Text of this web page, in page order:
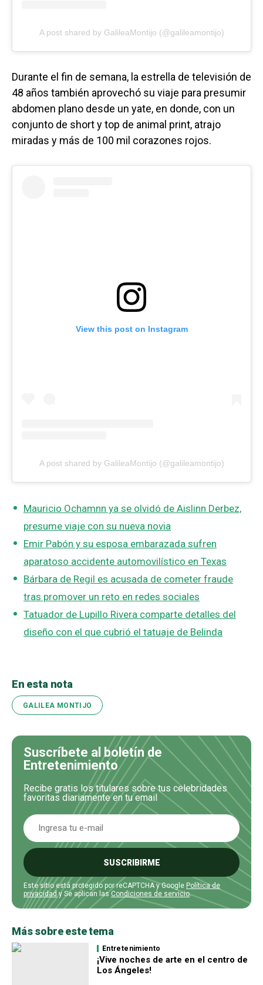
A post shared by GalileaMontijo (@galileamontijo)
Durante el fin de semana, la estrella de televisión de
48 años también aprovechó su viaje para presumir
abdomen plano desde un yate, en donde, con un
conjunto de short y top de animal print, atrajo
miradas y más de 100 mil corazones rojos.
View this post on Instagram
A post shared by GalileaMontijo (@galileamontijo)
Mauricio Ochamnn ya se olvidó de Aislinn Derbez,
presume viaje con su nueva novia
Emir Pabón y su esposa embarazada sufren
aparatoso accidente automovilístico en Texas
Bárbara de Regil es acusada de cometer fraude
tras promover un reto en redes sociales
Tatuador de Lupillo Rivera comparte detalles del
diseño con el que cubrió el tatuaje de Belinda
En esta nota
GALILEA MONTIJO
Suscríbete al boletín de
Entretenimiento
Recibe gratis los titulares sobre tus celebridades
favoritas diariamente en tu email
SUSCRIBIRME
Este sitio está protegido por reCAPTCHA y Google Política de
privacidad y Se aplican lasCondiciones de servicio.
Más sobre este tema
Entretenimiento
¡Vive noches de arte en el centro de
Los Ángeles!